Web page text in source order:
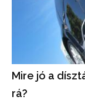
Mire jó a
rá?